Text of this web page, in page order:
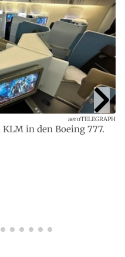
in den Boeing 777.
aeroTELEGRAPH